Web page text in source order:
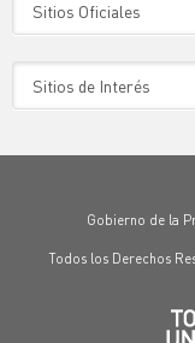
Gobierno de la
Todos los Derechos